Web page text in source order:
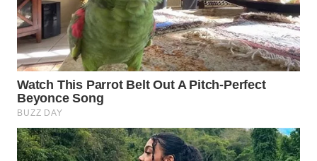
WN
LABUANBAJO
WN
BORNEO
Wahana
Media
Group